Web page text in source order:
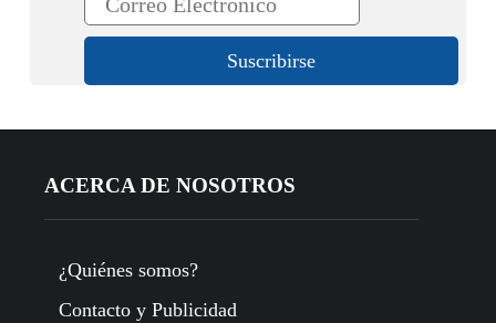
ACERCA DE NOSOTROS
¿Quiénes somos?
Contacto y Publicidad